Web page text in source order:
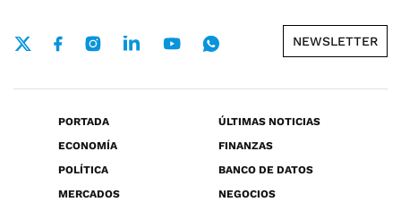
NEWSLETTER
PORTADA
ÚLTIMAS NOTICIAS
ECONOMÍA
FINANZAS
POLÍTICA
BANCO DE DATOS
MERCADOS
NEGOCIOS